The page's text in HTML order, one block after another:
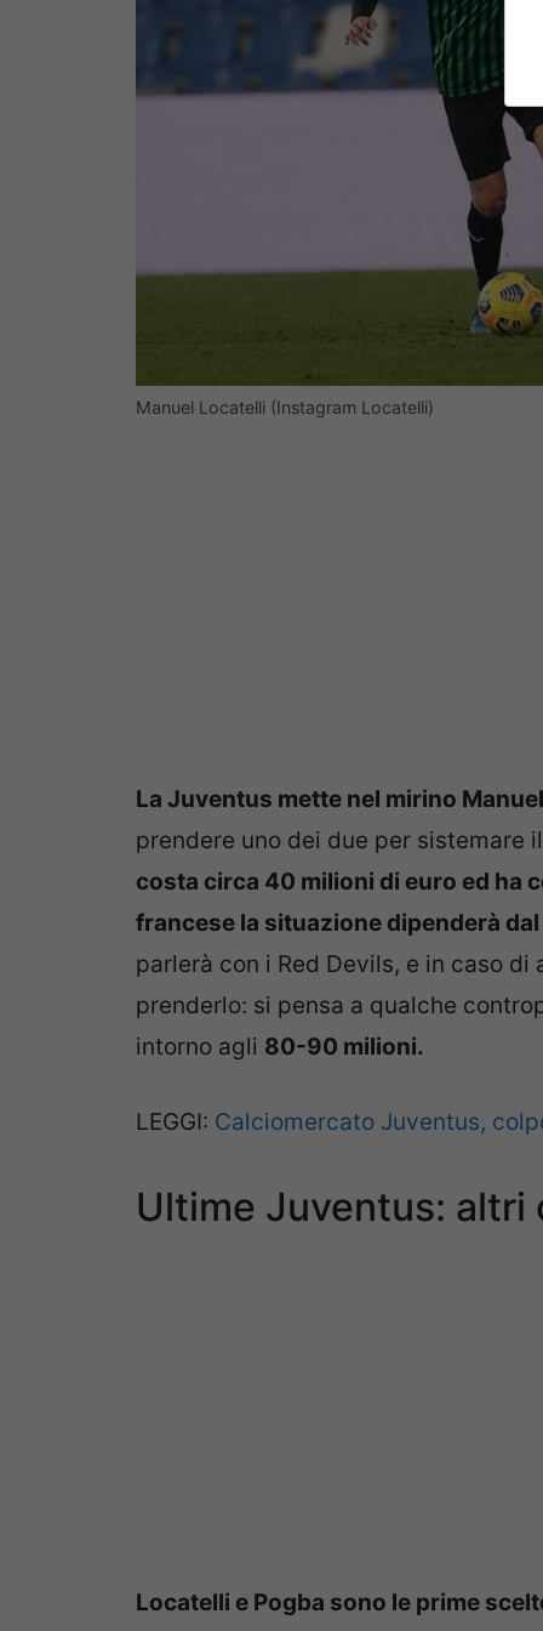
Manuel Locatelli (Instagram Locatelli)
La Juventus mette nel mirino
prendere uno dei due per sistemare
costa circa 40 milioni di euro ed ha
francese la situazione dipenderà
parlerà con i Red Devils, e in caso
prenderlo: si pensa a qualche
intorno agli 80-90 milioni.
LEGGI: Calciomercato Juventus,
Ultime Juventus:
Locatelli e Pogba sono le prime